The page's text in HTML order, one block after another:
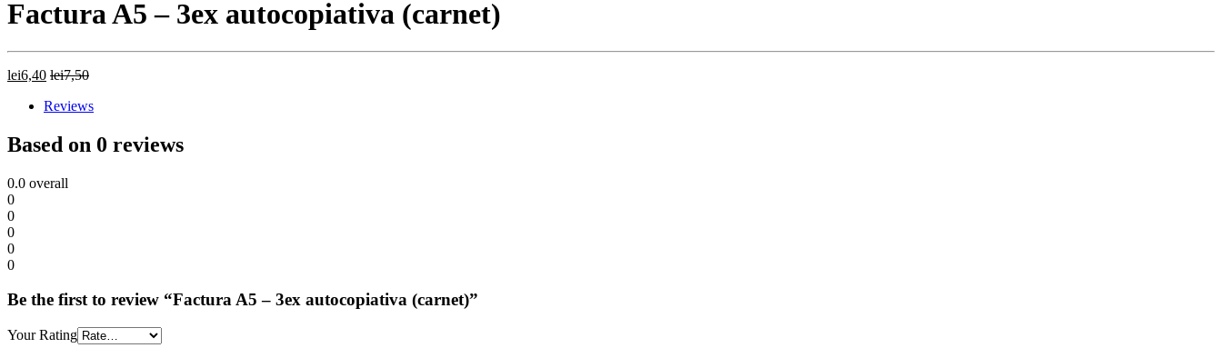
Factura A5 – 3ex autocopiativa (carnet)
lei6,40 lei7,50
Reviews
Based on 0 reviews
0.0 overall
0
0
0
0
0
Be the first to review “Factura A5 – 3ex autocopiativa (carnet)”
Your Rating